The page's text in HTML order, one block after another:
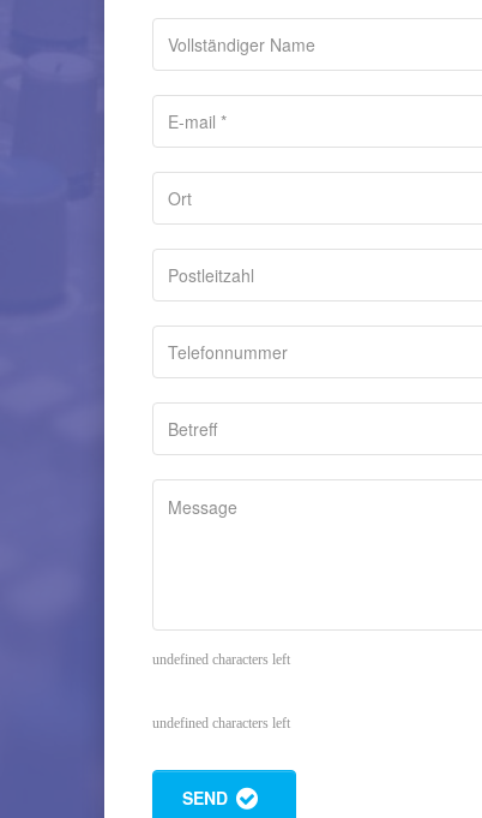
undefined characters left
undefined characters left
SEND